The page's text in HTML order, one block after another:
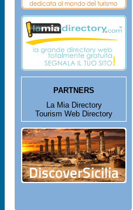
PARTNERS
La Mia Directory
Tourism Web Directory